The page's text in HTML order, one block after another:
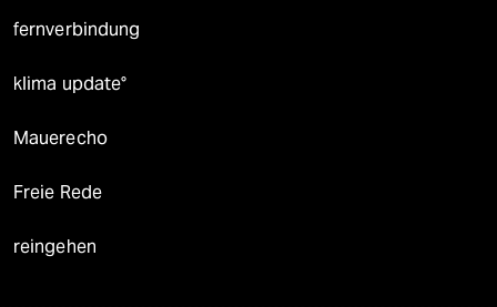
fernverbindung
klima update°
Mauerecho
Freie Rede
reingehen